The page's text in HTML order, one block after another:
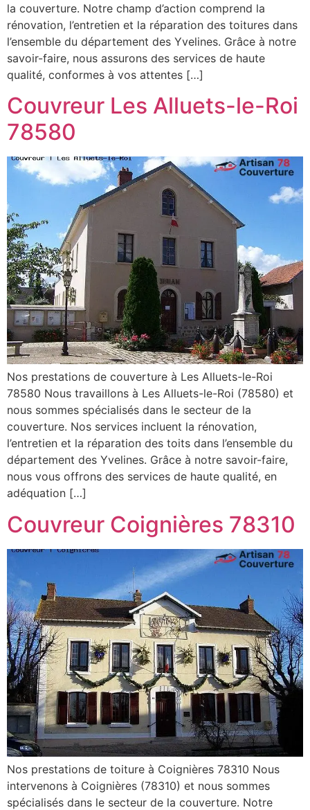
la couverture. Notre champ d’action comprend la
rénovation, l’entretien et la réparation des toitures dans
l’ensemble du département des Yvelines. Grâce à notre
savoir-faire, nous assurons des services de haute
qualité, conformes à vos attentes […]
Couvreur Les Alluets-le-Roi
78580
Nos prestations de couverture à Les Alluets-le-Roi
78580 Nous travaillons à Les Alluets-le-Roi (78580) et
nous sommes spécialisés dans le secteur de la
couverture. Nos services incluent la rénovation,
l’entretien et la réparation des toits dans l’ensemble du
département des Yvelines. Grâce à notre savoir-faire,
nous vous offrons des services de haute qualité, en
adéquation […]
Couvreur Coignières 78310
Nos prestations de toiture à Coignières 78310 Nous
intervenons à Coignières (78310) et nous sommes
spécialisés dans le secteur de la couverture. Notre